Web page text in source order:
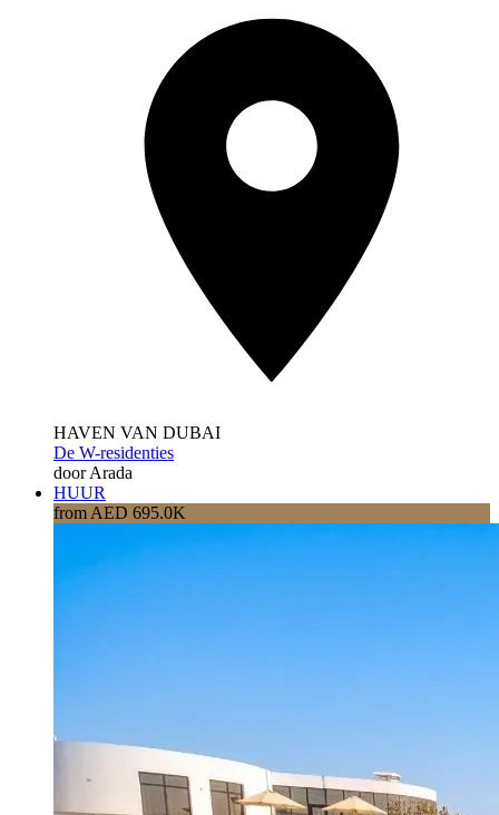
HAVEN VAN DUBAI
De W-residenties
door Arada
HUUR
from AED 695.0K